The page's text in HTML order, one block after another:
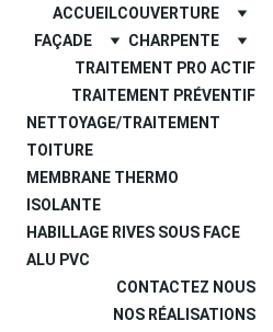
ACCUEILCOUVERTURE
FAÇADE
CHARPENTE
TRAITEMENT PRO ACTIF
TRAITEMENT PRÉVENTIF
NETTOYAGE/TRAITEMENT
TOITURE
MEMBRANE THERMO
ISOLANTE
HABILLAGE RIVES SOUS FACE
ALU PVC
CONTACTEZ NOUS
NOS RÉALISATIONS